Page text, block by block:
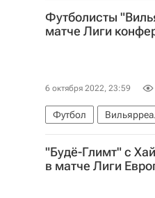
Футболисты
матче Лиги
6 октября 2022, 23:59
Футбол
"Будё-Глимт" с
в матче Лиги